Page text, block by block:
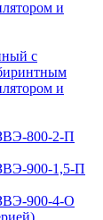
и
с
и
800-2-П
900-1,5-П
900-4-О